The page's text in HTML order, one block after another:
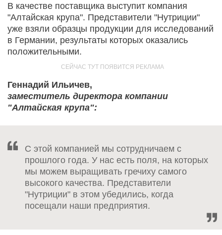
В качестве поставщика выступит компания
"Алтайская крупа". Представители "Нутриции"
уже взяли образцы продукции для исследований
в Германии, результаты которых оказались
положительными.
Геннадий Ильичев,
заместитель директора компании
"Алтайская крупа":
С этой компанией мы сотрудничаем с
прошлого года. У нас есть поля, на которых
мы можем выращивать гречиху самого
высокого качества. Представители
"Нутриции" в этом убедились, когда
посещали наши предприятия.